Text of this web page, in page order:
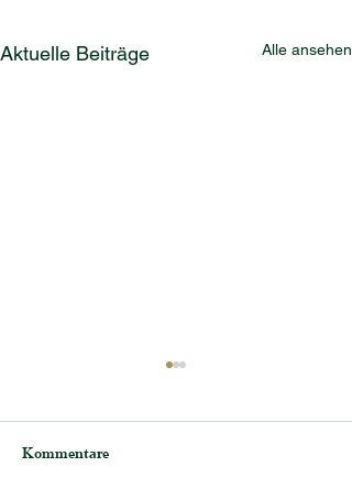
Aktuelle Beiträge Alle ansehen
Kommentare